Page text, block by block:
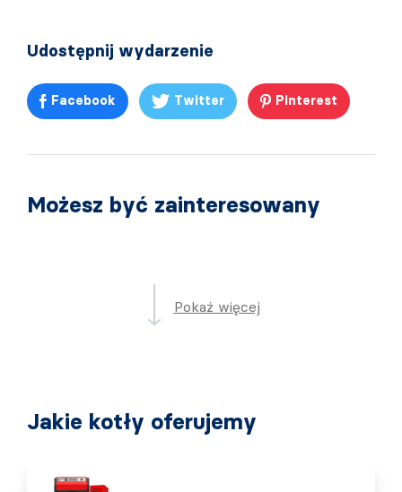
Udostępnij wydarzenie
Facebook Twitter Pinterest
Możesz być zainteresowany
Pokaż więcej
Jakie kotły oferujemy